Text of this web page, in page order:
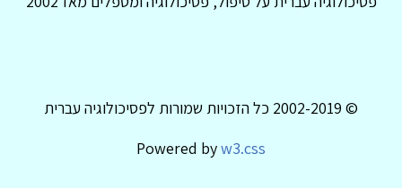
© 2002-2019 כל הזכויות שמורות לפסיכולוגיה עברית
Powered byw3.css